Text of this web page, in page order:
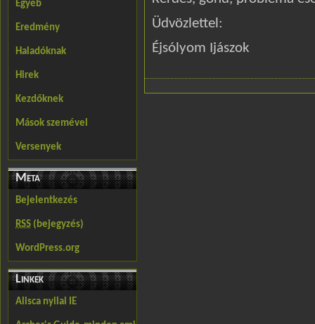
Egyéb
Eredmény
Haladóknak
Hirek
Kezdőknek
Mások szemével
Versenyek
Meta
Bejelentkezés
RSS (bejegyzés)
WordPress.org
Linkek
Alisca nyilai IE
Üdvözlettel:
Éjsólyom Ijászok